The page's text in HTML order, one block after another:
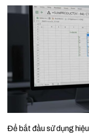
Để bắt đầu sử dụng